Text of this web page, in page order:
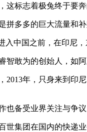
这标志着极兔终于要
多的巨大流量和补
国之前，在印尼，
敢为的创始人，如阿
年，只身来到印尼
受业界关注与争议
集团在国内的快递业